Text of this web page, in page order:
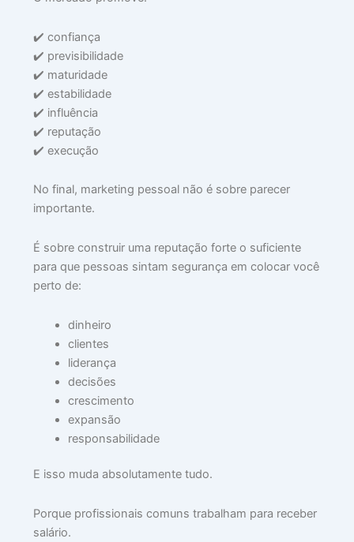
✔️ confiança
✔️ previsibilidade
✔️ maturidade
✔️ estabilidade
✔️ influência
✔️ reputação
✔️ execução
No final, marketing pessoal não é sobre parecer
importante.
É sobre construir uma reputação forte o suficiente
para que pessoas sintam segurança em colocar você
perto de:
dinheiro
clientes
liderança
decisões
crescimento
expansão
responsabilidade
E isso muda absolutamente tudo.
Porque profissionais comuns trabalham para receber
salário.